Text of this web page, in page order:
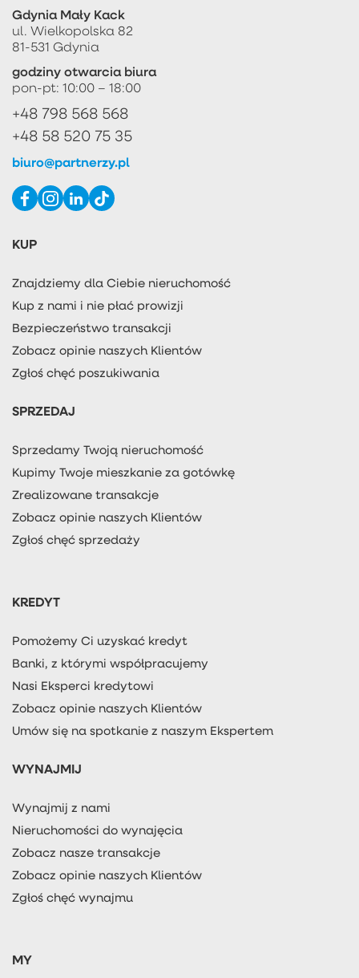
Gdynia Mały Kack
ul. Wielkopolska 82
81-531 Gdynia
godziny otwarcia biura
pon-pt: 10:00 – 18:00
+48 798 568 568
+48 58 520 75 35
biuro@partnerzy.pl
KUP
Znajdziemy dla Ciebie nieruchomość
Kup z nami i nie płać prowizji
Bezpieczeństwo transakcji
Zobacz opinie naszych Klientów
Zgłoś chęć poszukiwania
SPRZEDAJ
Sprzedamy Twoją nieruchomość
Kupimy Twoje mieszkanie za gotówkę
Zrealizowane transakcje
Zobacz opinie naszych Klientów
Zgłoś chęć sprzedaży
KREDYT
Pomożemy Ci uzyskać kredyt
Banki, z którymi współpracujemy
Nasi Eksperci kredytowi
Zobacz opinie naszych Klientów
Umów się na spotkanie z naszym Ekspertem
WYNAJMIJ
Wynajmij z nami
Nieruchomości do wynajęcia
Zobacz nasze transakcje
Zobacz opinie naszych Klientów
Zgłoś chęć wynajmu
MY